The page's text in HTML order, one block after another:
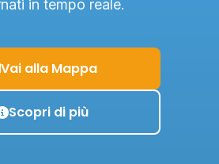
in tempo reale.
Vai alla Mappa
Scopri di più